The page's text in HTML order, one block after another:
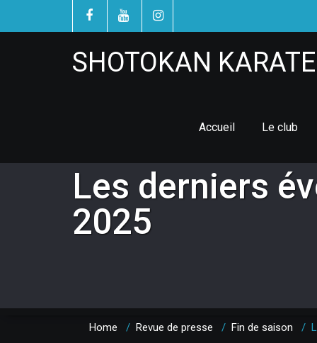
SHOTOKAN
Accueil Le club
Les derniers
2025
Home / Revue de presse / Fin de saison /